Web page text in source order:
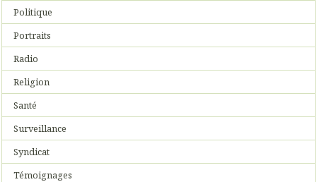
Politique
Portraits
Radio
Religion
Santé
Surveillance
Syndicat
Témoignages